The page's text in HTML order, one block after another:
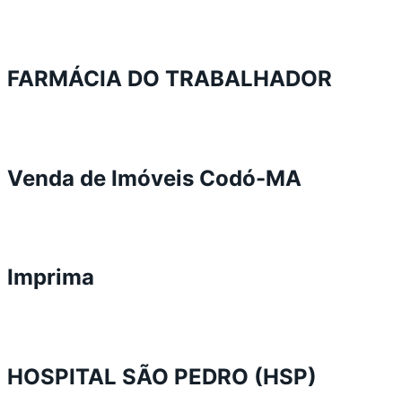
FARMÁCIA DO TRABALHADOR
Venda de Imóveis Codó-MA
Imprima
HOSPITAL SÃO PEDRO (HSP)